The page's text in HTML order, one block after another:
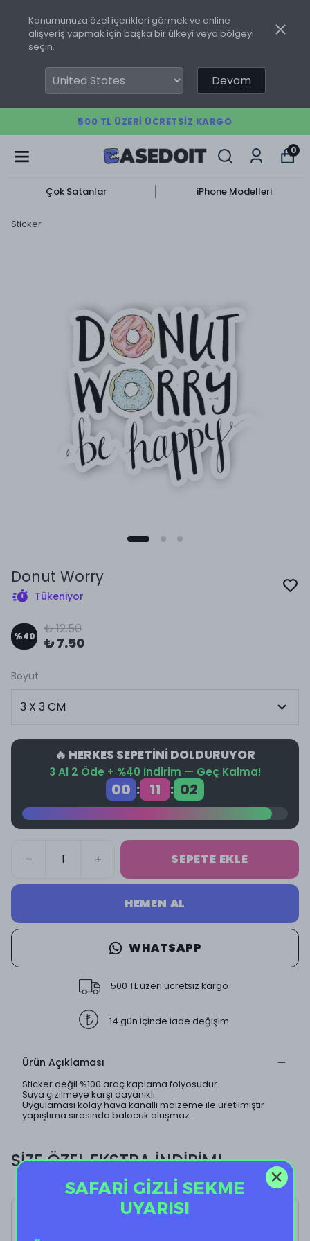
Konumunuza özel içerikleri görmek ve online
alışveriş yapmak için başka bir ülkeyi veya bölgeyi
seçin.
Devam
500 TL ÜZERI ÜCRETSIZ KARGO
0
Çok Satanlar iPhone Modelleri
Sticker
Donut Worry
Tükeniyor
%40 ₺ 12.50
₺ 7.50
Boyut
🔥 HERKES SEPETİNİ DOLDURUYOR
3 Al 2 Öde + %40 İndirim — Geç Kalma!
00 : 11 : 02
SEPETE EKLE
HEMEN AL
WHATSAPP
500 TL üzeri ücretsiz kargo
14 gün içinde iade değişim
Ürün Açıklaması
Sticker değil %100 araç kaplama folyosudur.
Suya çizilmeye karşı dayanıklı.
Uygulaması kolay hava kanallı malzeme ile üretilmiştir
yapıştıma sırasında balocuk oluşmaz.
SİZE ÖZEL EKSTRA İNDİRİM!
SAFARİ GİZLİ SEKME
UYARISI